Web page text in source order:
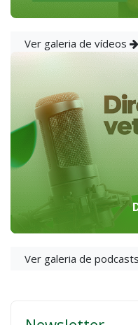
Ver galeria de vídeos
Ver galeria de podcasts